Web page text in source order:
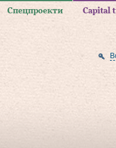
Спецпроекти Capital